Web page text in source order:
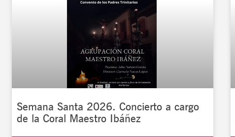
Semana Santa 2026. Concierto a cargo
de la Coral Maestro Ibáñez